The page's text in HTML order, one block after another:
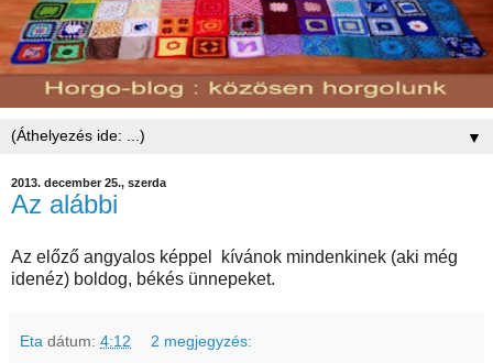
▼
2013. december 25., szerda
Az alábbi
Az előző angyalos képpel kívánok mindenkinek (aki még
idenéz) boldog, békés ünnepeket.
Eta dátum: 4:12 2 megjegyzés: